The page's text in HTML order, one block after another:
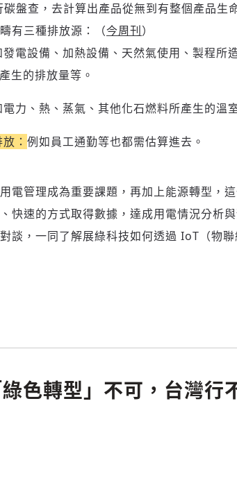
歡迎您
掌握
盤查，去計算出產品從無到有整個產品生
有三種排放源：（今周刊）
發電設備、加熱設備、天然氣使用、製程所
生的排放量等。
電力、熱、蒸氣、其他化石燃料所產生的溫
： 例如員工通勤等也都需估算進去。
電管理成為重要課題，再加上能源轉型，
快速的方式取得數據，達成用電情況分析
談，一同了解展綠科技如何透過 IoT（物
色轉型」不可，台灣行